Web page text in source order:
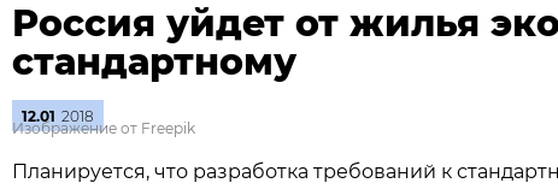
Россия уйдет от жилья
стандартному
12.01 2018
Изображение от Freepik
Планируется, что разработка требований к